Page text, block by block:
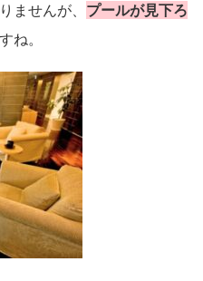
ませんが、 プールが見下ろ
ね。